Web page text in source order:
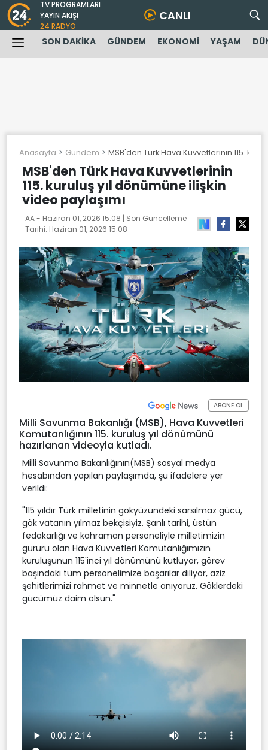
TV PROGRAMLARI
YAYIN AKIŞI
24 RADYO
CANLI
SON DAKİKA GÜNDEM EKONOMİ YAŞAM
Anasayfa Gundem MSB'den Türk Hava Kuvvetlerinin 115.
MSB'den Türk Hava Kuvvetlerinin
115. kuruluş yıl dönümüne ilişkin
video paylaşımı
AA - Haziran 01, 2026 15:08 | Son Güncelleme
Tarihi: Haziran 01, 2026 15:08
ABONE OL
Milli Savunma Bakanlığı (MSB), Hava Kuvvetleri
Komutanlığının 115. kuruluş yıl dönümünü
hazırlanan videoyla kutladı.
Milli Savunma Bakanlığının(MSB) sosyal medya
hesabından yapılan paylaşımda, şu ifadelere yer
verildi:
"115 yıldır Türk milletinin gökyüzündeki sarsılmaz gücü,
gök vatanın yılmaz bekçisiyiz. Şanlı tarihi, üstün
fedakarlığı ve kahraman personeliyle milletimizin
gururu olan Hava Kuvvetleri Komutanlığımızın
kuruluşunun 115'inci yıl dönümünü kutluyor, görev
başındaki tüm personelimize başarılar diliyor, aziz
şehitlerimizi rahmet ve minnetle anıyoruz. Göklerdeki
gücümüz daim olsun."